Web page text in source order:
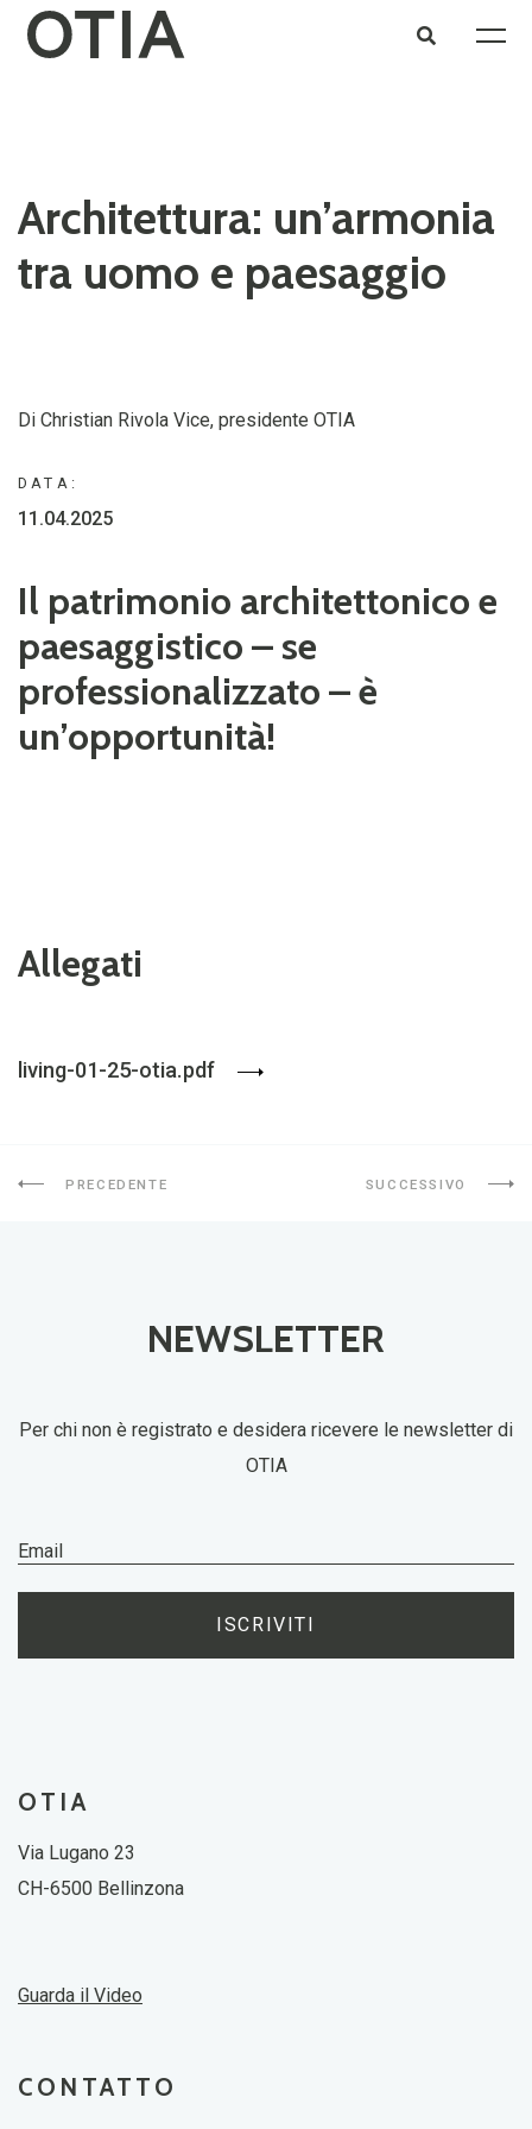
Architettura: un’armonia
tra uomo e paesaggio
Di Christian Rivola Vice, presidente OTIA
DATA:
11.04.2025
Il patrimonio architettonico e
paesaggistico – se
professionalizzato – è
un’opportunità!
Allegati
living-01-25-otia.pdf
PRECEDENTE SUCCESSIVO
NEWSLETTER
Per chi non è registrato e desidera ricevere le newsletter di
OTIA
ISCRIVITI
OTIA
Via Lugano 23
CH-6500 Bellinzona
Guarda il Video
CONTATTO